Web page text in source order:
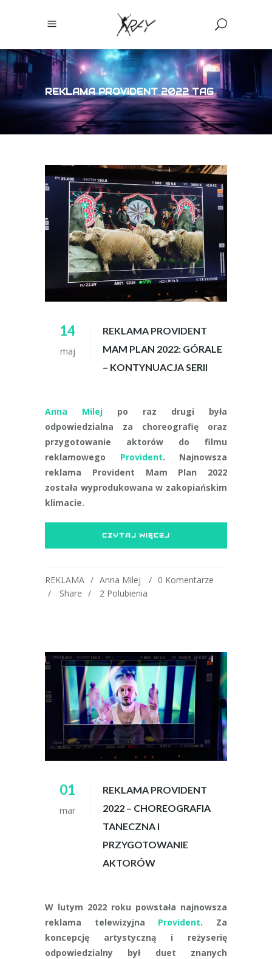
REKLAMA PROVIDENT 2022 TAG
14
maj
REKLAMA PROVIDENT
MAM PLAN 2022: GÓRALE
– KONTYNUACJA SERII
Anna Milej po raz drugi była
odpowiedzialna za choreografię oraz
przygotowanie aktorów do filmu
reklamowego Provident. Najnowsza
reklama Provident Mam Plan 2022
została wyprodukowana w zakopiańskim
klimacie.
CZYTAJ WIĘCEJ
REKLAMA Anna Milej
0 Komentarze
Share
2 Polubienia
01
mar
REKLAMA PROVIDENT
2022 – CHOREOGRAFIA
TANECZNA I
PRZYGOTOWANIE
AKTORÓW
W lutym 2022 roku powstała najnowsza
reklama telewizyjna Provident. Za
koncepcję artystyczną i reżyserię
odpowiedzialny był duet znanych